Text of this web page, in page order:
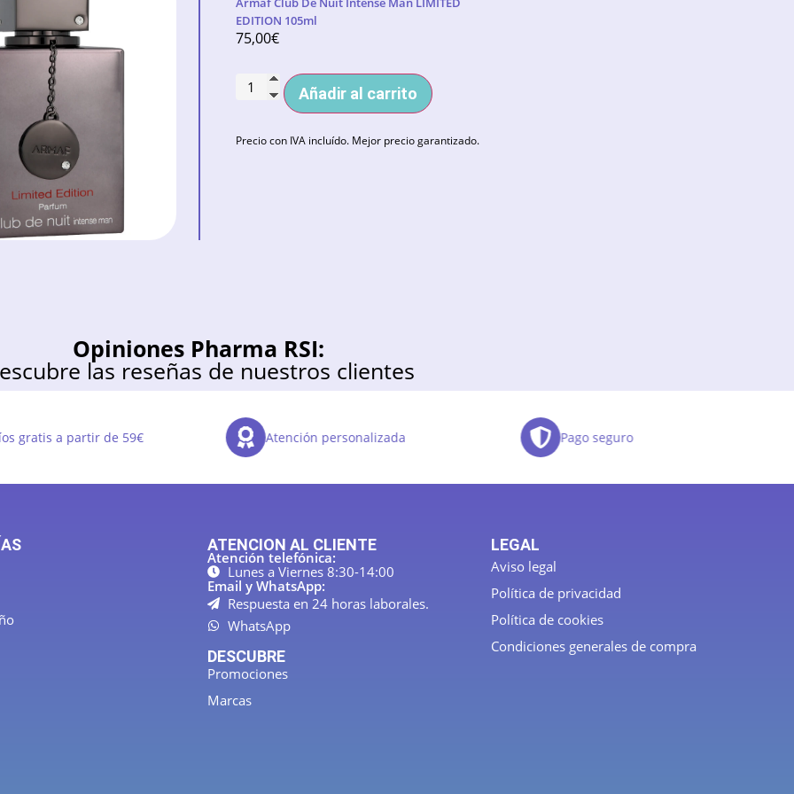
EDITION 105ml
75,00€
Añadir al carrito
Precio con IVA incluído. Mejor precio garantizado.
Opiniones Pharma RSI:
las reseñas de nuestros clientes
gratis a partir de 59€ Atención personalizada Pago seguro
ATENCION AL CLIENTE
Atención telefónica:
Lunes a Viernes 8:30-14:00
Email y WhatsApp:
Respuesta en 24 horas laborales.
WhatsApp
DESCUBRE
Promociones
Marcas
LEGAL
Aviso legal
Política de privacidad
Política de cookies
Condiciones generales de compra